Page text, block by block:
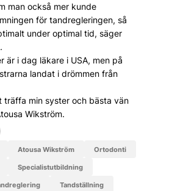
man också mer kunde
för tandregleringen, så
under optimal tid, säger
är i dag läka­re i USA, men på
landat i drömmen från
träffa min syster och bästa vän
Wikström.
Atousa Wikström ortodonti
specialistutbildning
tandställning